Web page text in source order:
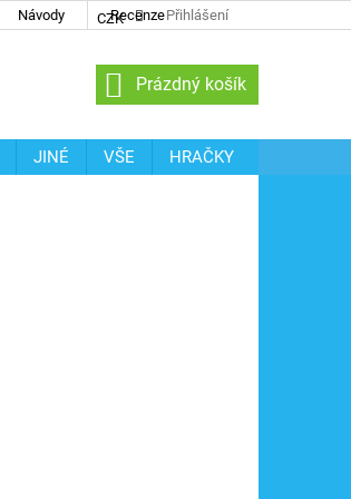
Návody Recenze
CZK Přihlášení
NÁKUPNÍ
KOŠÍK
Prázdný košík
JINÉ VŠE
HRAČKY